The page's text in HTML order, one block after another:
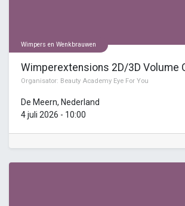
Wimpers en Wenkbrauwen
Wimperextensions 2D/3D Volume
Organisator: Beauty Academy Eye For You
De Meern, Nederland
4 juli 2026 - 10:00